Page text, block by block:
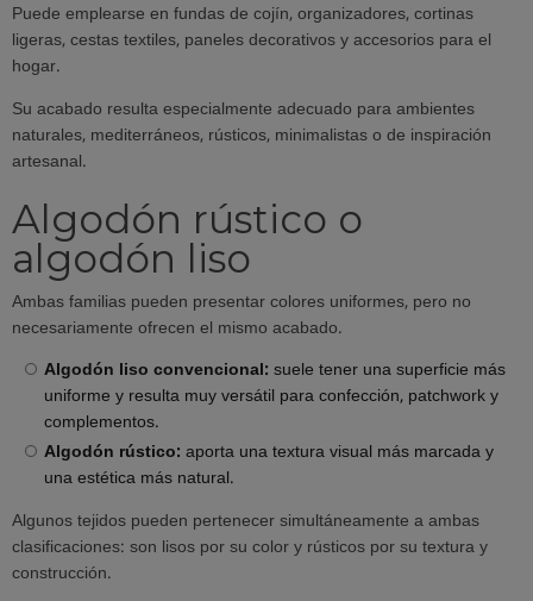
Puede emplearse en fundas de cojín, organizadores, cortinas
ligeras, cestas textiles, paneles decorativos y accesorios para el
hogar.
Su acabado resulta especialmente adecuado para ambientes
naturales, mediterráneos, rústicos, minimalistas o de inspiración
artesanal.
Algodón rústico o
algodón liso
Ambas familias pueden presentar colores uniformes, pero no
necesariamente ofrecen el mismo acabado.
Algodón liso convencional: suele tener una superficie más
uniforme y resulta muy versátil para confección, patchwork y
complementos.
Algodón rústico: aporta una textura visual más marcada y
una estética más natural.
Algunos tejidos pueden pertenecer simultáneamente a ambas
clasificaciones: son lisos por su color y rústicos por su textura y
construcción.